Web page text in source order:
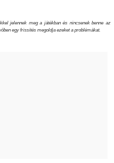
jelennek meg a játékban és nincsenek benne az
egy frissítés megoldja ezeket a problémákat.